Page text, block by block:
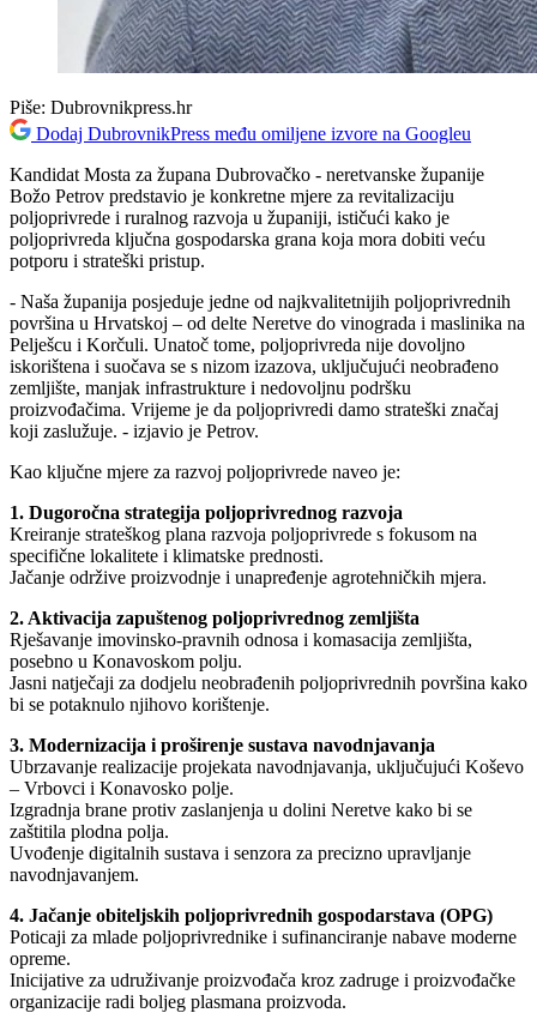
Piše: Dubrovnikpress.hr
Dodaj DubrovnikPress među omiljene izvore na Googleu
Kandidat Mosta za župana Dubrovačko - neretvanske županije
Božo Petrov predstavio je konkretne mjere za revitalizaciju
poljoprivrede i ruralnog razvoja u županiji, ističući kako je
poljoprivreda ključna gospodarska grana koja mora dobiti veću
potporu i strateški pristup.
- Naša županija posjeduje jedne od najkvalitetnijih poljoprivrednih
površina u Hrvatskoj – od delte Neretve do vinograda i maslinika na
Pelješcu i Korčuli. Unatoč tome, poljoprivreda nije dovoljno
iskorištena i suočava se s nizom izazova, uključujući neobrađeno
zemljište, manjak infrastrukture i nedovoljnu podršku
proizvođačima. Vrijeme je da poljoprivredi damo strateški značaj
koji zaslužuje. - izjavio je Petrov.
Kao ključne mjere za razvoj poljoprivrede naveo je:
1. Dugoročna strategija poljoprivrednog razvoja
Kreiranje strateškog plana razvoja poljoprivrede s fokusom na
specifične lokalitete i klimatske prednosti.
Jačanje održive proizvodnje i unapređenje agrotehničkih mjera.
2. Aktivacija zapuštenog poljoprivrednog zemljišta
Rješavanje imovinsko-pravnih odnosa i komasacija zemljišta,
posebno u Konavoskom polju.
Jasni natječaji za dodjelu neobrađenih poljoprivrednih površina kako
bi se potaknulo njihovo korištenje.
3. Modernizacija i proširenje sustava navodnjavanja
Ubrzavanje realizacije projekata navodnjavanja, uključujući Koševo
– Vrbovci i Konavosko polje.
Izgradnja brane protiv zaslanjenja u dolini Neretve kako bi se
zaštitila plodna polja.
Uvođenje digitalnih sustava i senzora za precizno upravljanje
navodnjavanjem.
4. Jačanje obiteljskih poljoprivrednih gospodarstava (OPG)
Poticaji za mlade poljoprivrednike i sufinanciranje nabave moderne
opreme.
Inicijative za udruživanje proizvođača kroz zadruge i proizvođačke
organizacije radi boljeg plasmana proizvoda.